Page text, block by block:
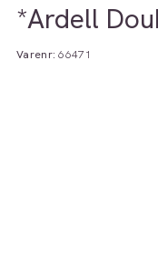
*Ardell
Varenr:66471